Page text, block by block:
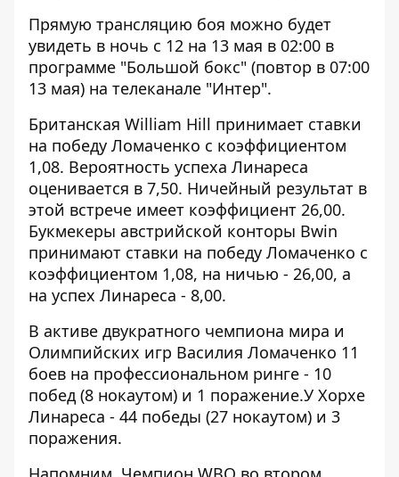
Прямую трансляцию боя можно будет
увидеть в ночь с 12 на 13 мая в 02:00 в
программе "Большой бокс" (повтор в 07:00
13 мая) на телеканале "Интер".
Британская William Hill принимает ставки
на победу Ломаченко с коэффициентом
1,08. Вероятность успеха Линареса
оценивается в 7,50. Ничейный результат в
этой встрече имеет коэффициент 26,00.
Букмекеры австрийской конторы Bwin
принимают ставки на победу Ломаченко с
коэффициентом 1,08, на ничью - 26,00, а
на успех Линареса - 8,00.
В активе двукратного чемпиона мира и
Олимпийских игр Василия Ломаченко 11
боев на профессиональном ринге - 10
побед (8 нокаутом) и 1 поражение.У Хорхе
Линареса - 44 победы (27 нокаутом) и 3
поражения.